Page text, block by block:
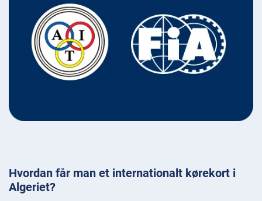
Hvordan får man et internationalt kørekort i
Algeriet?